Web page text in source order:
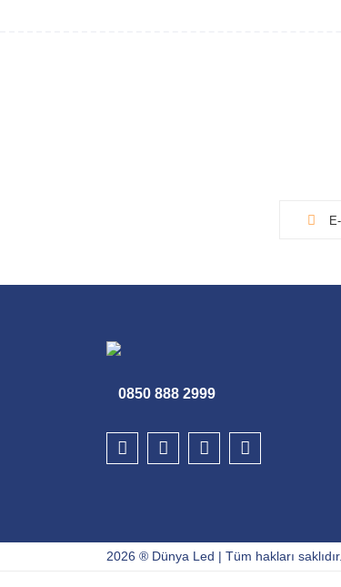
0850 888 2999
2026 ® Dünya Led | Tüm hakları saklıdır.